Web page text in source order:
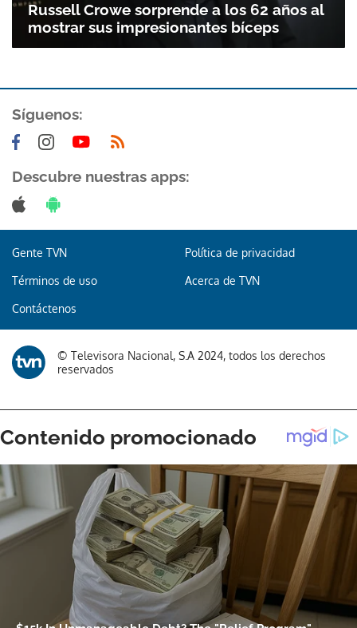
Gracias por suscribirte a nuestro boletín.
Russell Crowe sorprende a los 62 años al
mostrar sus impresionantes bíceps
Síguenos:
Descubre nuestras apps:
Gente TVN Política de privacidad
Términos de uso Acerca de TVN
Contáctenos
© Televisora Nacional, S.A 2024, todos los derechos
reservados